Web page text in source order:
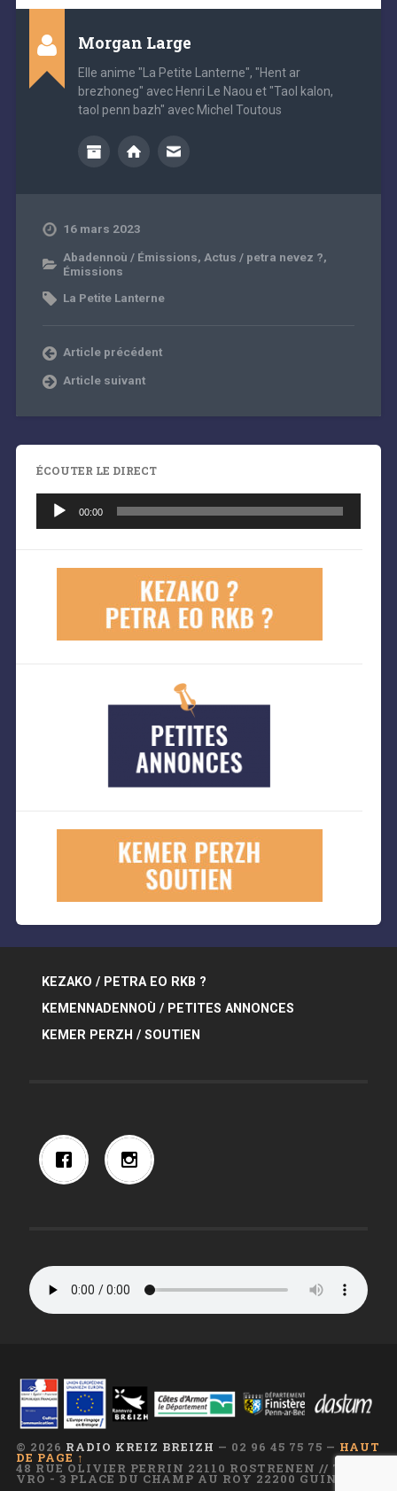
Morgan Large
Elle anime "La Petite Lanterne", "Hent ar
brezhoneg" avec Henri Le Naou et "Taol kalon,
taol penn bazh" avec Michel Toutous
16 mars 2023
Abadennoù / Émissions, Actus / petra nevez ?,
Émissions
La Petite Lanterne
Article précédent
Article suivant
ÉCOUTER LE DIRECT
audio
00:00
KEZAKO / PETRA EO RKB ?
KEMENNADENNOÙ / PETITES ANNONCES
KEMER PERZH / SOUTIEN
© 2026 RADIO KREIZ BREIZH — 02 96 45 75 75 — HAUT
DE PAGE ↑
48 RUE OLIVIER PERRIN 22110 ROSTRENEN // TI AR
VRO - 3 PLACE DU CHAMP AU ROY 22200 GUINGAMP